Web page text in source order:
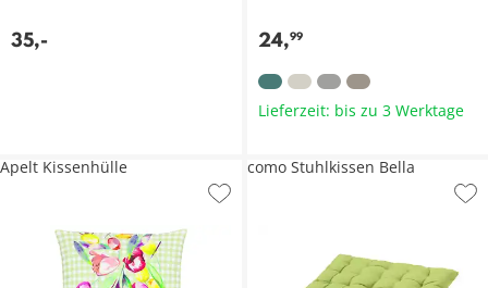
35,- 24,99
Lieferzeit: bis zu 3 Werktage
Apelt Kissenhülle como Stuhlkissen Bella